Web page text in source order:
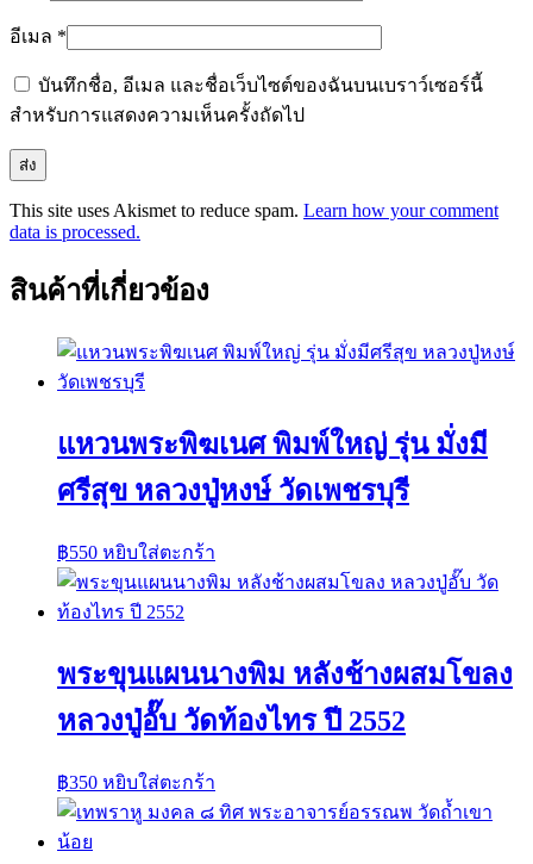
อีเมล *
บันทึกชื่อ, อีเมล และชื่อเว็บไซต์ของฉันบนเบราว์เซอร์นี้
สำหรับการแสดงความเห็นครั้งถัดไป
This site uses Akismet to reduce spam. Learn how your comment
data is processed.
สินค้าที่เกี่ยวข้อง
แหวนพระพิฆเนศ พิมพ์ใหญ่ รุ่น มั่งมี
ศรีสุข หลวงปู่หงษ์ วัดเพชรบุรี
฿550 หยิบใส่ตะกร้า
พระขุนแผนนางพิม หลังช้างผสมโขลง
หลวงปู่อั๊บ วัดท้องไทร ปี 2552
฿350 หยิบใส่ตะกร้า